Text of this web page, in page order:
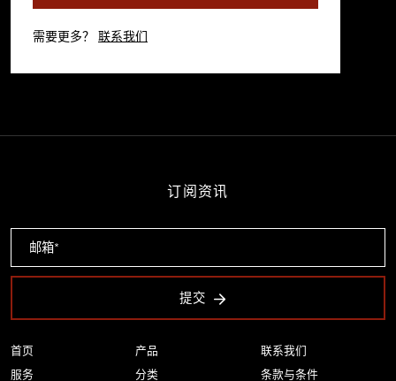
需要更多？ 联系我们
首页
服务
产品
分类
联系我们
条款与条件
订阅资讯
提交